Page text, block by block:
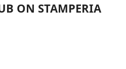
ON STAMPERIA